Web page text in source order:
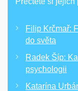
Filip Krčmař:
do světa
Radek Šíp:
psychologii
Katarína